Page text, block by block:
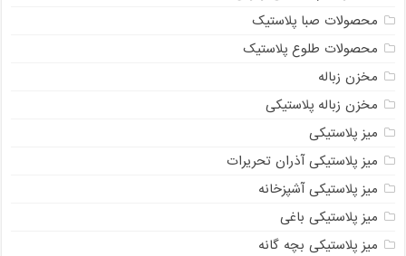
محصولات صبا پلاستیک
محصولات طلوع پلاستیک
مخزن زباله
مخزن زباله پلاستیکی
میز پلاستیکی
میز پلاستیکی آذران تحریرات
میز پلاستیکی آشپزخانه
میز پلاستیکی باغی
میز پلاستیکی بچه گانه